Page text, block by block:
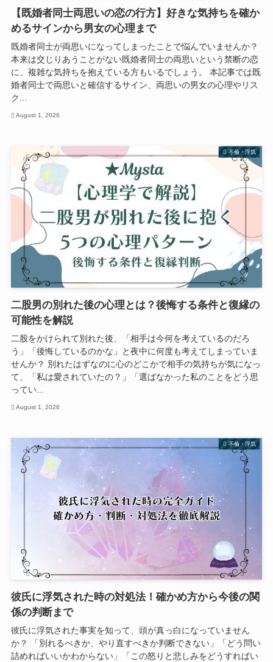
【既婚者同士両思いの恋の行方】好きな気持ちを確か
めるサインから男女の心理まで
既婚者同士が両思いになってしまったことで悩んでいませんか？
本来は交じりあうことがない既婚者同士の両思いという禁断の恋
に、複雑な気持ちを抱えている方もいるでしょう。 本記事では既
婚者同士で両思いと確信するサイン、両思いの男女の心理やリス
ク...
August 1, 2026
不倫・浮気
二股男の別れた後の心理とは？後悔する条件と復縁の
可能性を解説
二股をかけられて別れた後、「相手は今何を考えているのだろ
う」「後悔しているのかな」と夜中に何度も考えてしまっていま
せんか？ 別れたはずなのに心のどこかで相手の気持ちが気になっ
て、「私は愛されていたの？」「選ばなかった私のことをどう思
ってい...
August 1, 2026
不倫・浮気
彼氏に浮気された時の対処法！確かめ方から今後の関
係の判断まで
彼氏に浮気された事実を知って、頭が真っ白になっていません
か？ 「別れるべきか、やり直すべきか判断できない」「どう問い
詰めればいいかわからない」「この怒りと悲しみをどうすればい